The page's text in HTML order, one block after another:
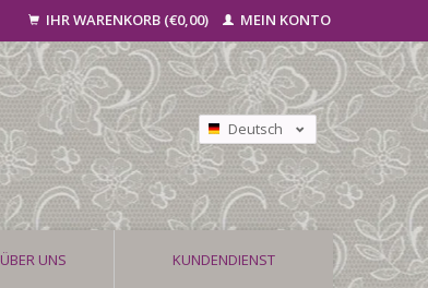
IHR WARENKORB (€0,00) MEIN KONTO
Deutsch
Nederlands
Français
ÜBER UNS KUNDENDIENST